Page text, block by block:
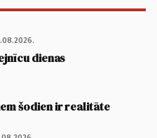
dienas
šodien ir realitāte